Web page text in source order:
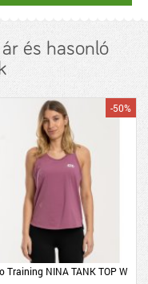
ár és hasonló
Training NINA TANK TOP W
-50%